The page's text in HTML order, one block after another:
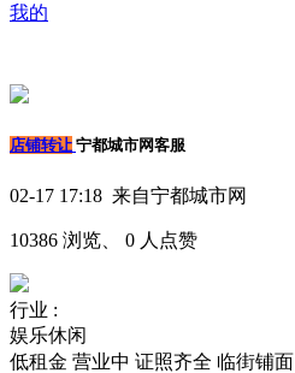
我的
店铺转让 宁都城市网客服
02-17 17:18 来自宁都城市网
10386 浏览、 0 人点赞
行业 :
娱乐休闲
低租金 营业中 证照齐全 临街铺面